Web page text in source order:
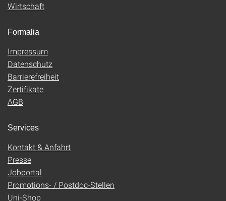
Wirtschaft
Formalia
Impressum
Datenschutz
Barrierefreiheit
Zertifikate
AGB
Services
Kontakt & Anfahrt
Presse
Jobportal
Promotions- / Postdoc-Stellen
Uni-Shop